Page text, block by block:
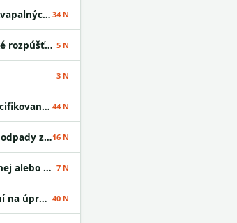
Odpady z olejov a kvapalných palív okrem jedlých olejov a odpadov uvedených v skupinách 05 a 12 34 N
Odpadové organické rozpúšťadlá 5 N
3 N
Odpady inak nešpecifikované v tomto katalógu 44 N
Stavebné odpady a odpady z demolácií vrátane výkopovej zeminy z kontaminovaných miest16 N
Odpady zo zdravotnej alebo veterinárnej starostlivosti alebo s nimi súvisiaceho výskumu okrem kuchynských a reštauračných odpadov 7 N
Odpady zo zariadení na úpravu odpadu 40 N